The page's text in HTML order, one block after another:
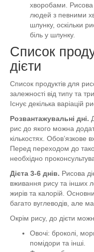
хворобами.
людей з певними
шлунку, оскільки
біль у шлунку.
Список
дієти
Список продуктів для
залежності від типу та
Існує декілька варіацій
Розвантажувальні дні.
рис до якого можна
кількостях. Обов’язкове
Перед переходом до
необхідно
Дієта 3-6 днів. Рисова
вживання рису та інших
жирів та калорій.
багато вуглеводів, але
Окрім рису, до дієти
Овочі: броколі,
помідори та інші.